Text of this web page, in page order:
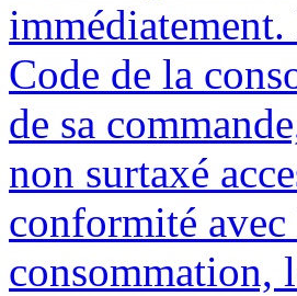
Code de la
de sa
non surtaxé
conformité
consommation,